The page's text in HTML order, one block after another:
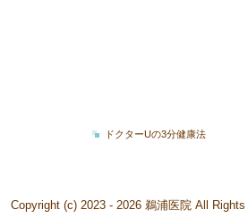
ドクターUの3分健康法
Copyright (c) 2023 - 2026 鵜浦医院 All Rights